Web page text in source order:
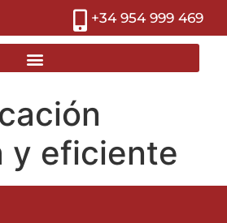
+34 954 999 469
y eficiente